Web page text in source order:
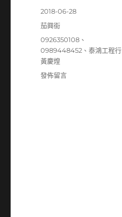
發
佈
期:
2018-06-28
分
茄興街
標
籤
0926350108 、
0989448452 、泰鴻工程行
黃慶煌
在
發佈留言